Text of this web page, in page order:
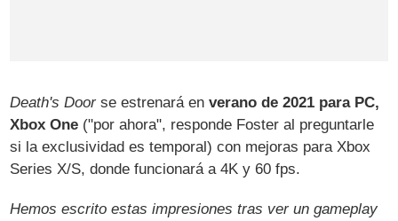
Death's Doorse estrenará enverano de 2021 para PC,
Xbox One ("por ahora", responde Foster al preguntarle
si la exclusividad es temporal) con mejoras para Xbox
Series X/S, donde funcionará a 4K y 60 fps.
Hemos escrito estas impresiones tras ver un gameplay